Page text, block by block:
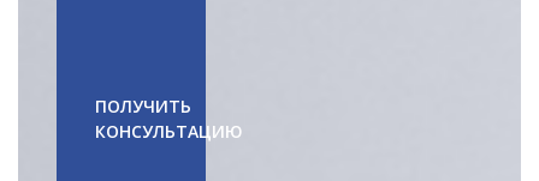
ПОЛУЧИТЬ
КОНСУЛЬТАЦИЮ